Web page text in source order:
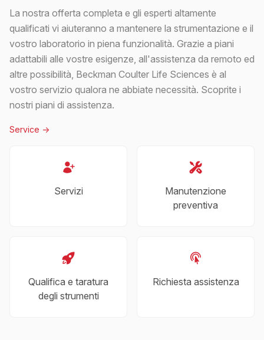
La nostra offerta completa e gli esperti altamente
qualificati vi aiuteranno a mantenere la strumentazione e il
vostro laboratorio in piena funzionalità. Grazie a piani
adattabili alle vostre esigenze, all'assistenza da remoto ed
altre possibilità, Beckman Coulter Life Sciences è al
vostro servizio qualora ne abbiate necessità. Scoprite i
nostri piani di assistenza.
Service ->
Servizi
Manutenzione
preventiva
Qualifica e taratura
degli strumenti
Richiesta assistenza